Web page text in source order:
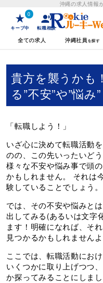
沖縄の求人情報
0
キープ中 転職相談
全ての求人 沖縄社員
貴方を襲うかも
る”不安”や”悩み”
「転職しよう！」
いざ心に決めて転職活動
のの、この先いったいど
様々な不安や悩み事で頭
かもしれません。 それは
験していることでしょう。
では、その不安や悩みと
出してみる(あるいは文字
ます！明確になれば、そ
見つかるかもしれませんよ
ここでは、転職活動にお
いくつかに取り上げつつ
か探ってみることにしまし